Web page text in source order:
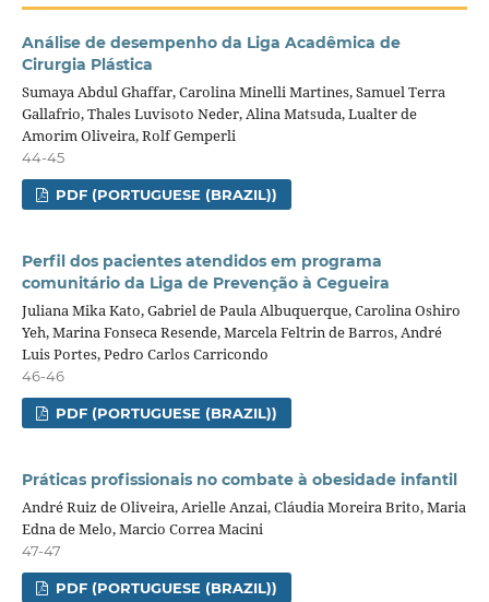
Análise de desempenho da Liga Acadêmica de
Cirurgia Plástica
Sumaya Abdul Ghaffar, Carolina Minelli Martines, Samuel Terra
Gallafrio, Thales Luvisoto Neder, Alina Matsuda, Lualter de
Amorim Oliveira, Rolf Gemperli
44-45
PDF (PORTUGUESE (BRAZIL))
Perfil dos pacientes atendidos em programa
comunitário da Liga de Prevenção à Cegueira
Juliana Mika Kato, Gabriel de Paula Albuquerque, Carolina Oshiro
Yeh, Marina Fonseca Resende, Marcela Feltrin de Barros, André
Luis Portes, Pedro Carlos Carricondo
46-46
PDF (PORTUGUESE (BRAZIL))
Práticas profissionais no combate à obesidade infantil
André Ruiz de Oliveira, Arielle Anzai, Cláudia Moreira Brito, Maria
Edna de Melo, Marcio Correa Macini
47-47
PDF (PORTUGUESE (BRAZIL))